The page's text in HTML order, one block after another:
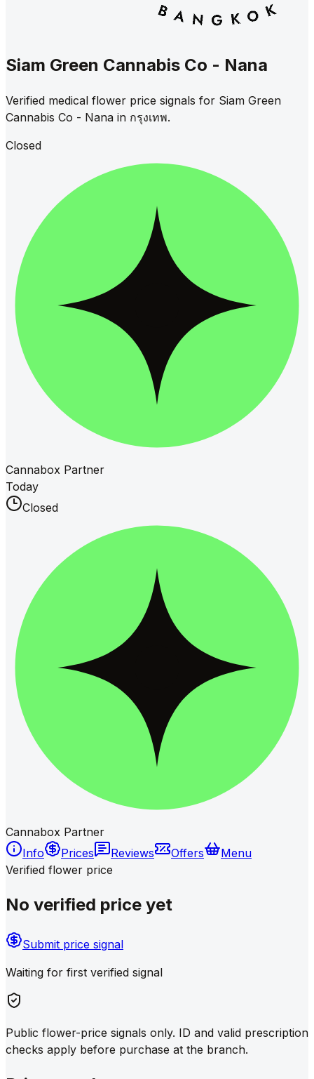
Siam Green Cannabis Co - Nana
Verified medical flower price signals for Siam Green
Cannabis Co - Nana in กรุงเทพ.
Closed
Cannabox Partner
Today
Closed
Cannabox Partner
Info
Prices Reviews Offers
Menu
Verified flower price
No verified price yet
Submit price signal
Waiting for first verified signal
Public flower-price signals only. ID and valid prescription
checks apply before purchase at the branch.